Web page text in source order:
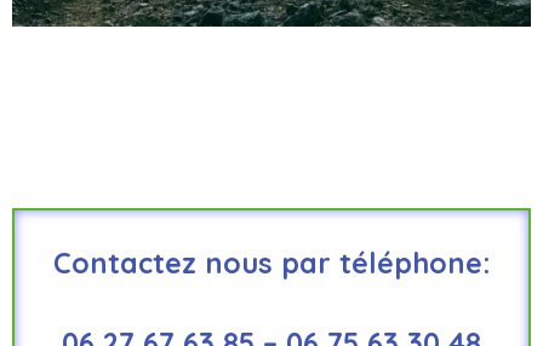
Contactez nous par téléphone: